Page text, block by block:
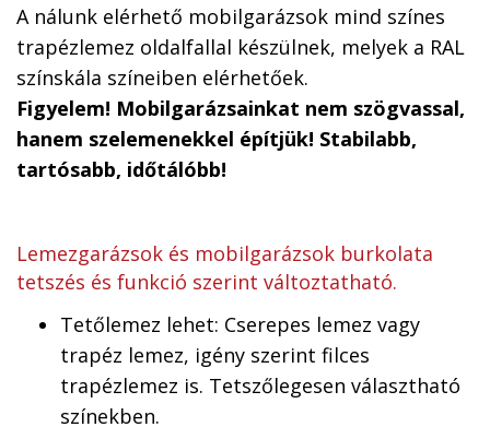
A nálunk elérhető mobilgarázsok mind színes
trapézlemez oldalfallal készülnek, melyek a RAL
színskála színeiben elérhetőek.
Figyelem! Mobilgarázsainkat nem szögvassal,
hanem szelemenekkel építjük! Stabilabb,
tartósabb, időtálóbb!
Lemezgarázsok és mobilgarázsok burkolata
tetszés és funkció szerint változtatható.
Tetőlemez lehet: Cserepes lemez vagy
trapéz lemez, igény szerint filces
trapézlemez is. Tetszőlegesen választható
színekben.